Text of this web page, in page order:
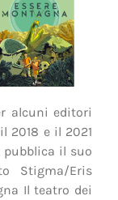
alcuni editori
2018 e il 2021
il suo
Stigma/Eris
Il teatro dei